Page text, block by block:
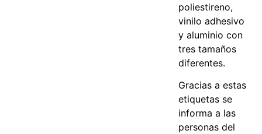
poliestireno,
vinilo adhesivo
y aluminio con
tres tamaños
diferentes.
Gracias a estas
etiquetas se
informa a las
personas del